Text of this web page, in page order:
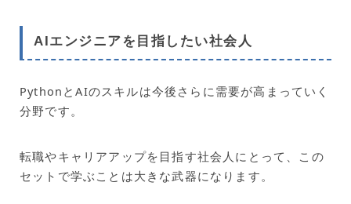
AIエンジニアを目指したい社会人
PythonとAIのスキルは今後さらに需要が高まっていく
分野です。
転職やキャリアアップを目指す社会人にとって、この
セットで学ぶことは大きな武器になります。